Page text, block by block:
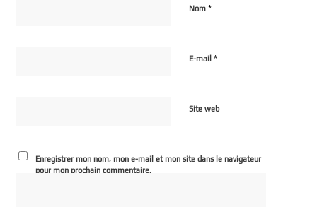
Nom*
E-mail*
Site web
Enregistrer mon nom, mon e-mail et mon site dans le navigateur
pour mon prochain commentaire.